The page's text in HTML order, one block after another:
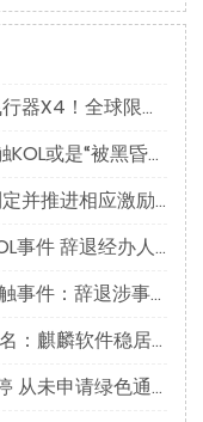
！全球限量10台
或是“被黑昏招”
推进相应激励计划
件 辞退经办人员
件：辞退涉事员工
麒麟软件稳居前列
未申请绿色通道